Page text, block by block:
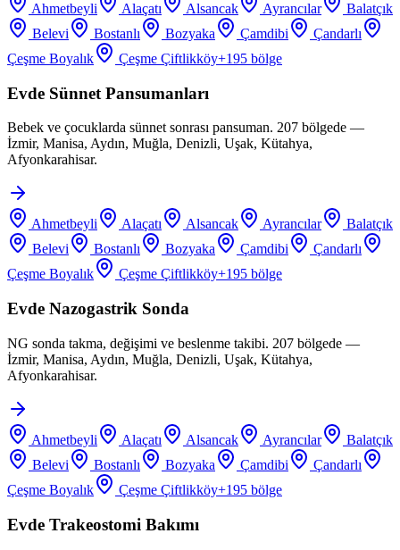
Ahmetbeyli Alaçatı Alsancak Ayrancılar
Balatçık
Belevi
Bostanlı Bozyaka Çamdibi
Çandarlı
Çeşme Boyalık
Çeşme Çiftlikköy+195 bölge
Evde Sünnet Pansumanları
Bebek ve çocuklarda sünnet sonrası pansuman. 207 bölgede —
İzmir, Manisa, Aydın, Muğla, Denizli, Uşak, Kütahya,
Afyonkarahisar.
Ahmetbeyli Alaçatı Alsancak Ayrancılar
Balatçık
Belevi
Bostanlı Bozyaka Çamdibi
Çandarlı
Çeşme Boyalık
Çeşme Çiftlikköy+195 bölge
Evde Nazogastrik Sonda
NG sonda takma, değişimi ve beslenme takibi. 207 bölgede —
İzmir, Manisa, Aydın, Muğla, Denizli, Uşak, Kütahya,
Afyonkarahisar.
Ahmetbeyli Alaçatı Alsancak Ayrancılar
Balatçık
Belevi
Bostanlı Bozyaka Çamdibi
Çandarlı
Çeşme Boyalık
Çeşme Çiftlikköy+195 bölge
Evde Trakeostomi Bakımı